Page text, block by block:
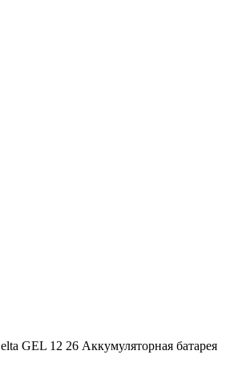
GEL 12 26 Аккумуляторная батарея